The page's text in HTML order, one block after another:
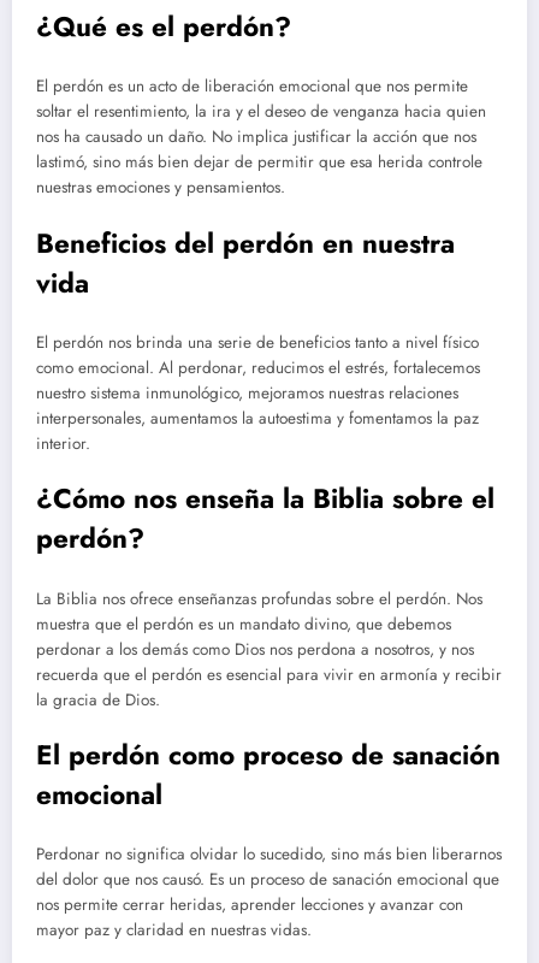
¿Qué es el perdón?
El perdón es un acto de liberación emocional que nos permite
soltar el resentimiento, la ira y el deseo de venganza hacia quien
nos ha causado un daño. No implica justificar la acción que nos
lastimó, sino más bien dejar de permitir que esa herida controle
nuestras emociones y pensamientos.
Beneficios del perdón en nuestra
vida
El perdón nos brinda una serie de beneficios tanto a nivel físico
como emocional. Al perdonar, reducimos el estrés, fortalecemos
nuestro sistema inmunológico, mejoramos nuestras relaciones
interpersonales, aumentamos la autoestima y fomentamos la paz
interior.
¿Cómo nos enseña la Biblia sobre el
perdón?
La Biblia nos ofrece enseñanzas profundas sobre el perdón. Nos
muestra que el perdón es un mandato divino, que debemos
perdonar a los demás como Dios nos perdona a nosotros, y nos
recuerda que el perdón es esencial para vivir en armonía y recibir
la gracia de Dios.
El perdón como proceso de sanación
emocional
Perdonar no significa olvidar lo sucedido, sino más bien liberarnos
del dolor que nos causó. Es un proceso de sanación emocional que
nos permite cerrar heridas, aprender lecciones y avanzar con
mayor paz y claridad en nuestras vidas.